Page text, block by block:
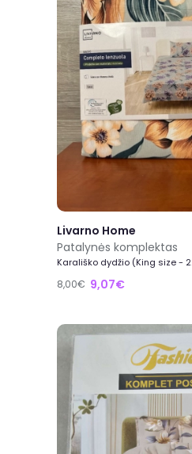
Livarno Home
Patalynės komplektas
Karališko dydžio (King size -
8,00€ 9,07€